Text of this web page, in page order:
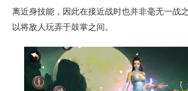
离近身技能，因此在接近战时也并非毫无一战
以将敌人玩弄于鼓掌之间。